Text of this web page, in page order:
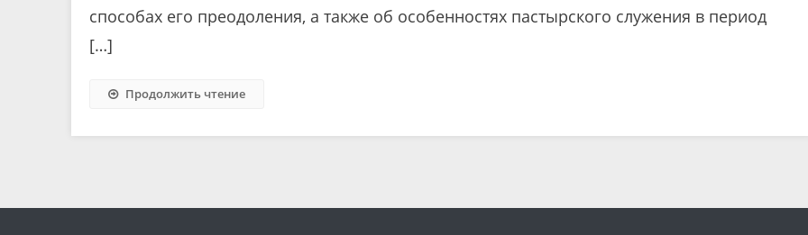
способах его преодоления, а также об особенностях пастырского служения в период
[…]
Продолжить чтение